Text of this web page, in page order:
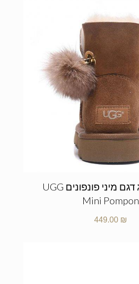
מגפי האגג דגם מיני פונפונים UGG
Mini Pompon
449.00 ₪